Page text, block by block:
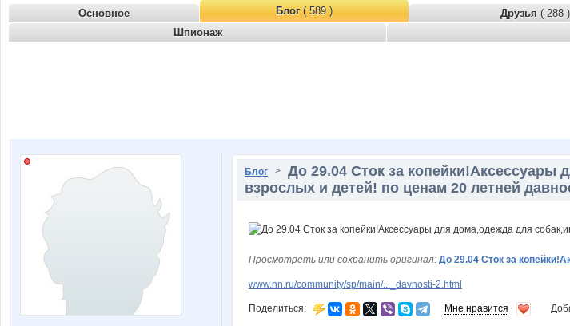
Основное Блог( 589 ) Друзья ( 288 )
Шпионаж
Блог > До 29.04 Сток за
взрослых и детей! по ценам 20 летней
Просмотреть или сохранить оригинал: До 29.04 Сток за
www.nn.ru/community/sp/main/..._davnosti-2.html
Поделиться: Мне нравится